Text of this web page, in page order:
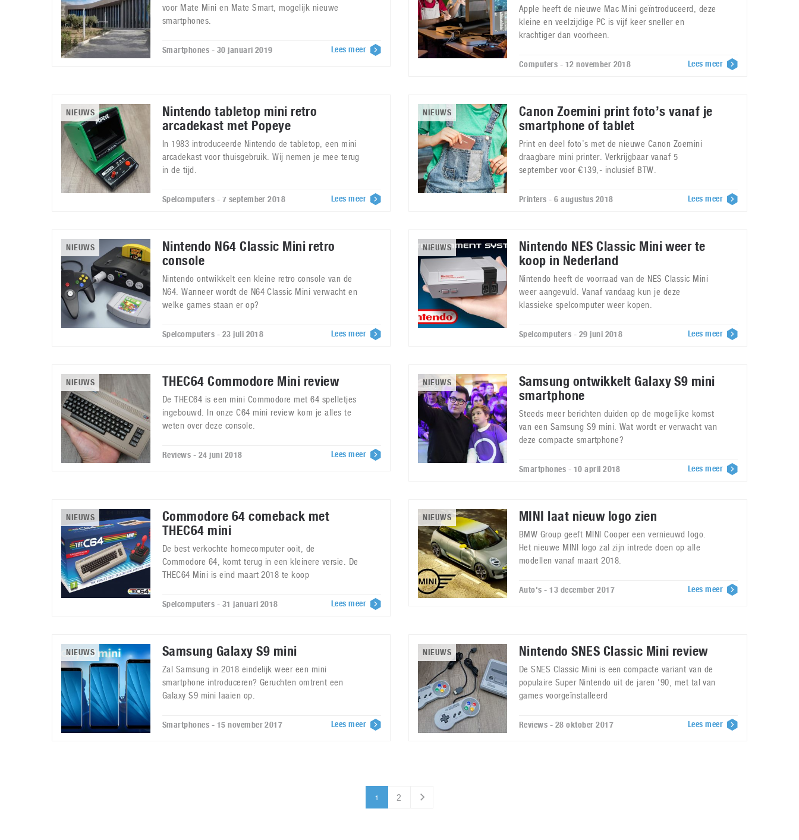
voor Mate Mini en Mate Smart, mogelijk nieuwe
smartphones.
Smartphones - 30 januari 2019 Lees meer
Apple heeft de nieuwe Mac Mini geïntroduceerd, deze
kleine en veelzijdige PC is vijf keer sneller en
krachtiger dan voorheen.
Computers - 12 november 2018 Lees meer
NIEUWS
Nintendo tabletop mini retro
arcadekast met Popeye
In 1983 introduceerde Nintendo de tabletop, een mini
arcadekast voor thuisgebruik. Wij nemen je mee terug
in de tijd.
Spelcomputers - 7 september 2018 Lees meer
NIEUWS
Canon Zoemini print foto’s vanaf je
smartphone of tablet
Print en deel foto’s met de nieuwe Canon Zoemini
draagbare mini printer. Verkrijgbaar vanaf 5
september voor €139,- inclusief BTW.
Printers - 6 augustus 2018 Lees meer
NIEUWS
Nintendo N64 Classic Mini retro
console
Nintendo ontwikkelt een kleine retro console van de
N64. Wanneer wordt de N64 Classic Mini verwacht en
welke games staan er op?
Spelcomputers - 23 juli 2018 Lees meer
NIEUWS
Nintendo NES Classic Mini weer te
koop in Nederland
Nintendo heeft de voorraad van de NES Classic Mini
weer aangevuld. Vanaf vandaag kun je deze
klassieke spelcomputer weer kopen.
Spelcomputers - 29 juni 2018 Lees meer
NIEUWS THEC64 Commodore Mini review
De THEC64 is een mini Commodore met 64 spelletjes
ingebouwd. In onze C64 mini review kom je alles te
weten over deze console.
Reviews - 24 juni 2018 Lees meer
NIEUWS
Samsung ontwikkelt Galaxy S9 mini
smartphone
Steeds meer berichten duiden op de mogelijke komst
van een Samsung S9 mini. Wat wordt er verwacht van
deze compacte smartphone?
Smartphones - 10 april 2018 Lees meer
NIEUWS
Commodore 64 comeback met
THEC64 mini
De best verkochte homecomputer ooit, de
Commodore 64, komt terug in een kleinere versie. De
THEC64 Mini is eind maart 2018 te koop
Spelcomputers - 31 januari 2018 Lees meer
NIEUWS MINI laat nieuw logo zien
BMW Group geeft MINI Cooper een vernieuwd logo.
Het nieuwe MINI logo zal zijn intrede doen op alle
modellen vanaf maart 2018.
Auto's - 13 december 2017 Lees meer
NIEUWS Samsung Galaxy S9 mini
Zal Samsung in 2018 eindelijk weer een mini
smartphone introduceren? Geruchten omtrent een
Galaxy S9 mini laaien op.
Smartphones - 15 november 2017 Lees meer
NIEUWS Nintendo SNES Classic Mini review
De SNES Classic Mini is een compacte variant van de
populaire Super Nintendo uit de jaren '90, met tal van
games voorgeïnstalleerd
Reviews - 28 oktober 2017 Lees meer
1 2